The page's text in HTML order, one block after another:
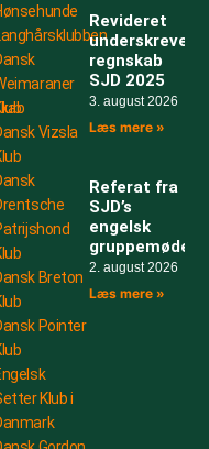
Vizsla
Breton
Pointer
Klub i
Revideret
underskrevet
regnskab
SJD 2025
3. august 2026
Læs mere »
Referat fra
SJD’s
engelsk
gruppemøde
2. august 2026
Læs mere »